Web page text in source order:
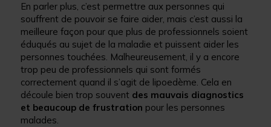
En parler plus, c’est permettre aux personnes qui
souffrent de pouvoir se faire aider, mais c’est aussi la
meilleure façon pour que plus de professionnels soient
éduqués au sujet de la maladie et puissent aider les
personnes touchées. Malheureusement, il y a encore
trop peu de professionnels qui sont formés
correctement quand il s’agit de lipoedème. Cela en
découle bien trop souvent des mauvais diagnostics
et beaucoup de frustration pour les personnes
malades.